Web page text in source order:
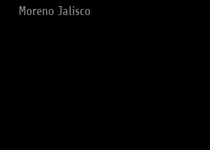
Moreno Jalisco